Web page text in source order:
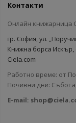
Контакти
Онлайн книжарница
гр. София, ул.
Книжна борса Искър,
Ciela.com
Работно време: от
Почивни дни:
E-mail: